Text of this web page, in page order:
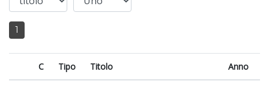
1
C Tipo Titolo Anno